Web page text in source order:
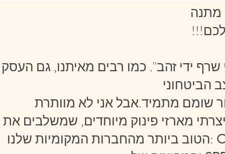
מתנה
ידי זהב". כמו רבים מאיתנו, גם העסק
מארזי פינוק מיוחדים, שמשלבים את
הטוב ביותר מהחברות המקומיות שלנו: